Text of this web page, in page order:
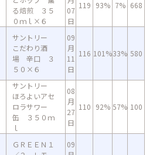
る焙煎 ３５
０ｍｌ×６
07
日
119 93% 7% 668
サントリー
こだわり酒
場 辛口 ３
５０×６
09
月
11
日
116 101%33% 580
サントリー
ほろよいアセ
ロラサワー
缶 ３５０ｍ
ｌ
08
月
27
日
110 92% 57% 100
ＧＲＥＥＮ１
09